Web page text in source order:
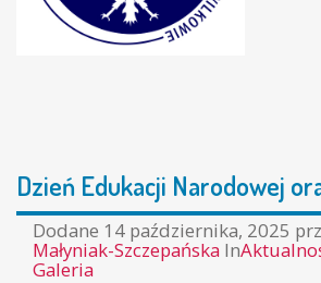
Dzień Edukacji Narodowej
Dodane 14 października, 2025
Małyniak-Szczepańska In
Galeria